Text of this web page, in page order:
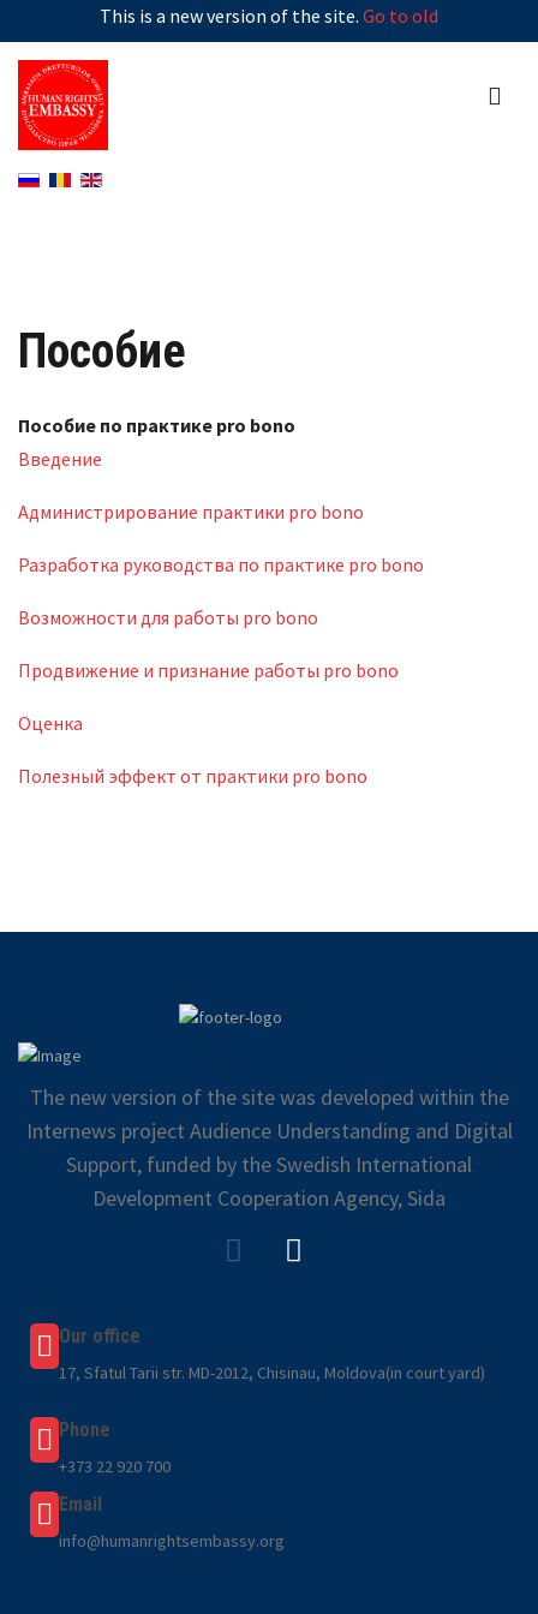
This is a new version of the site. Go to old
Пособие
Пособие по практике pro bono
Введение
Администрирование практики pro bono
Разработка руководства по практике pro bono
Возможности для работы pro bono
Продвижение и признание работы pro bono
Оценка
Полезный эффект от практики pro bono
The new version of the site was developed within the
Internews project Audience Understanding and Digital
Support, funded by the Swedish International
Development Cooperation Agency, Sida
Our office
17, Sfatul Tarii str. MD-2012, Chisinau, Moldova(in court yard)
Phone
+373 22 920 700
Email
info@humanrightsembassy.org